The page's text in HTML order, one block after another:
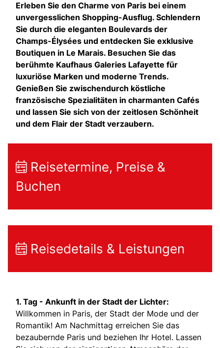
Erleben Sie den Charme von Paris bei einem
unvergesslichen Shopping-Ausflug. Schlendern
Sie durch die eleganten Boulevards der
Champs-Élysées und entdecken Sie exklusive
Boutiquen in Le Marais. Besuchen Sie das
berühmte Kaufhaus Galeries Lafayette für
luxuriöse Marken und moderne Trends.
Genießen Sie zwischendurch köstliche
französische Spezialitäten in charmanten Cafés
und lassen Sie sich von der zeitlosen Schönheit
und dem Flair der Stadt verzaubern.
Reisetermine, Preise &
Buchen
Reisedetails & Leistungen
1. Tag - Ankunft in der Stadt der Lichter:
Willkommen in Paris, der Stadt der Mode und der
Romantik! Am Nachmittag erreichen Sie das
bezaubernde Paris und beziehen Ihr Hotel. Lassen